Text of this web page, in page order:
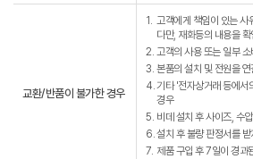
교환/반품이 불가한 경우
1. 고객에게 책임이 있는 사
다만, 재화등의 내용을
2. 고객의 사용 또는 일부
3. 본품의 설치 및 전원을
4.기타 '전자상거래 등에서
경우
5. 비데 설치 후 사이즈, 수
6.설치 후 불량 판정서를
7. 제품 구입 후 7일이 경과